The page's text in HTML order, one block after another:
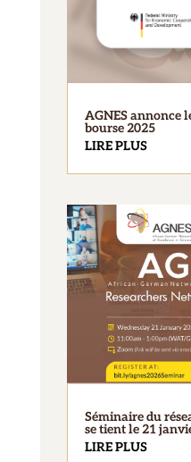
AGNES annonce
bourse 2025
LIRE PLUS
Séminaire du
se tient le 21
LIRE PLUS